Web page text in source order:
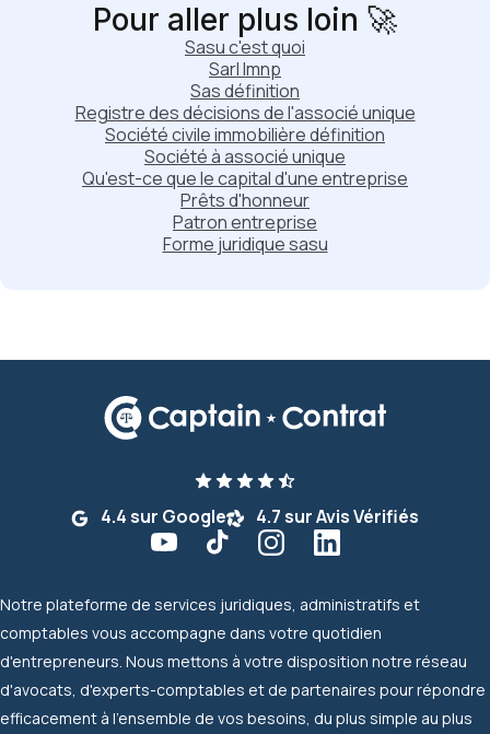
Pour aller plus loin 🚀
Sasu c'est quoi
Sarl lmnp
Sas définition
Registre des décisions de l'associé unique
Société civile immobilière définition
Société à associé unique
Qu'est-ce que le capital d'une entreprise
Prêts d'honneur
Patron entreprise
Forme juridique sasu
4.4 sur Google 4.7 sur Avis Vérifiés
Notre plateforme de services juridiques, administratifs et
comptables vous accompagne dans votre quotidien
d'entrepreneurs. Nous mettons à votre disposition notre réseau
d'avocats, d'experts-comptables et de partenaires pour répondre
efficacement à l'ensemble de vos besoins, du plus simple au plus